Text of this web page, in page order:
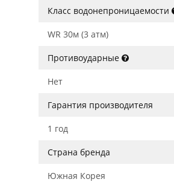
Класс водонепроницаемости
WR 30м (3 атм)
Противоударные
Нет
Гарантия производителя
1 год
Страна бренда
Южная Корея